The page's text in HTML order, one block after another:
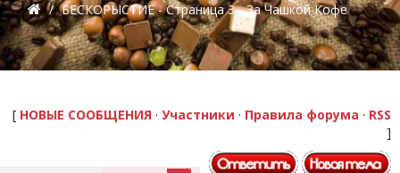
/ БЕСКОРЫСТИЕ - Страница 3 - За Чашкой Кофе
[ НОВЫЕ СООБЩЕНИЯ · Участники · Правила форума · RSS
]